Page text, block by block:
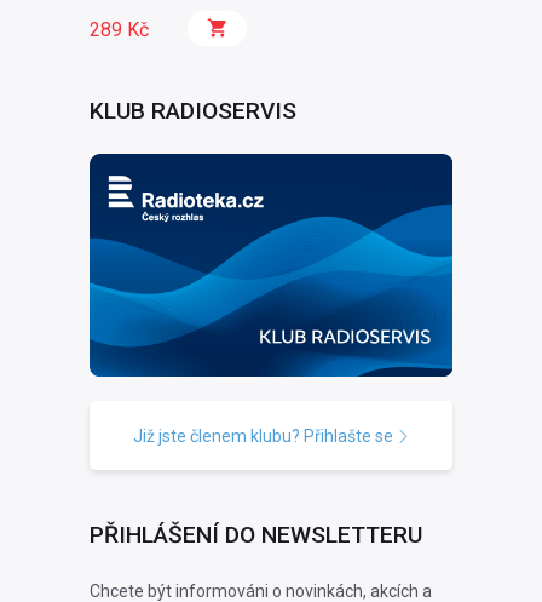
289 Kč
KLUB RADIOSERVIS
Již jste členem klubu? Přihlašte se
PŘIHLÁŠENÍ DO NEWSLETTERU
Chcete být informováni o novinkách, akcích a